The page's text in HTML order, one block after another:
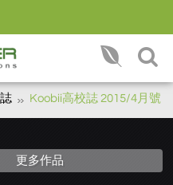
Koobii高校誌 2015/4月號
更多作品